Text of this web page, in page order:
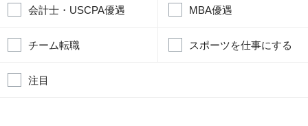
会計士・USCPA優遇 MBA優遇
チーム転職 スポーツを仕事にする
注目